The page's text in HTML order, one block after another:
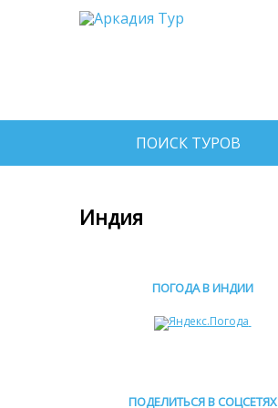
ПОИСК ТУРОВ
Индия
ПОГОДА В ИНДИИ
ПОДЕЛИТЬСЯ В СОЦСЕТЯХ